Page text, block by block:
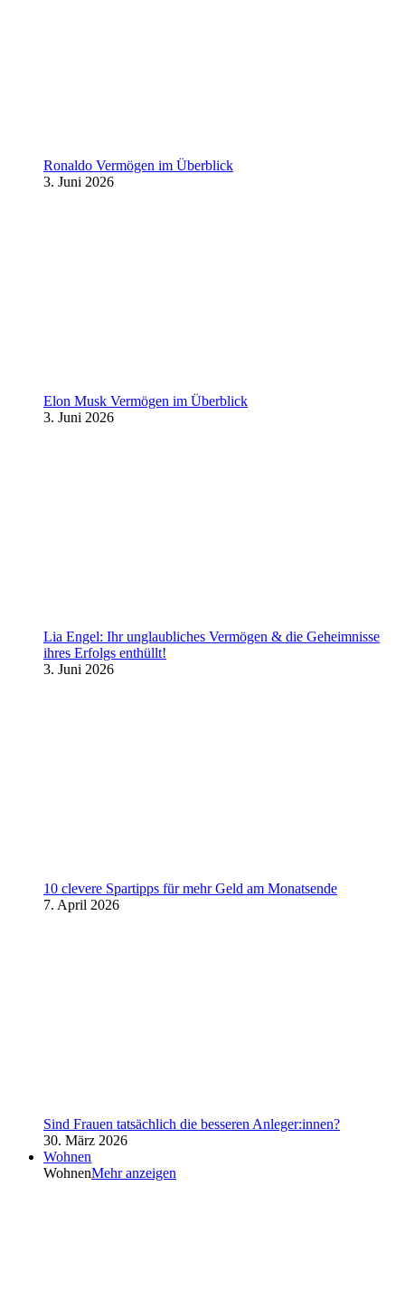
Ronaldo Vermögen im Überblick
3. Juni 2026
Elon Musk Vermögen im Überblick
3. Juni 2026
Lia Engel: Ihr unglaubliches Vermögen & die Geheimnisse
ihres Erfolgs enthüllt!
3. Juni 2026
10 clevere Spartipps für mehr Geld am Monatsende
7. April 2026
Sind Frauen tatsächlich die besseren Anleger:innen?
30. März 2026
Wohnen
WohnenMehr anzeigen